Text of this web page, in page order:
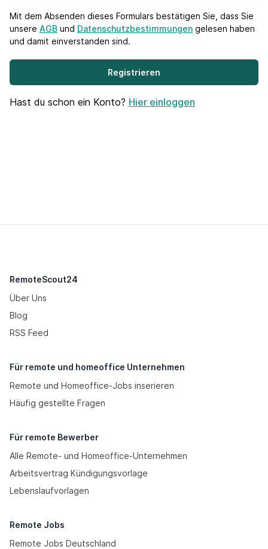
Mit dem Absenden dieses Formulars bestätigen Sie, dass Sie
unsere AGB und Datenschutzbestimmungen gelesen haben
und damit einverstanden sind.
Registrieren
Hast du schon ein Konto? Hier einloggen
RemoteScout24
Über Uns
Blog
RSS Feed
Für remote und homeoffice Unternehmen
Remote und Homeoffice-Jobs inserieren
Häufig gestellte Fragen
Für remote Bewerber
Alle Remote- und Homeoffice-Unternehmen
Arbeitsvertrag Kündigungsvorlage
Lebenslaufvorlagen
Remote Jobs
Remote Jobs Deutschland